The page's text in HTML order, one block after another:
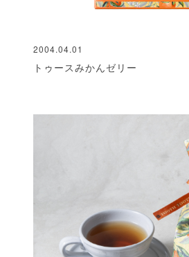
2004.04.01
トゥースみかんゼリー